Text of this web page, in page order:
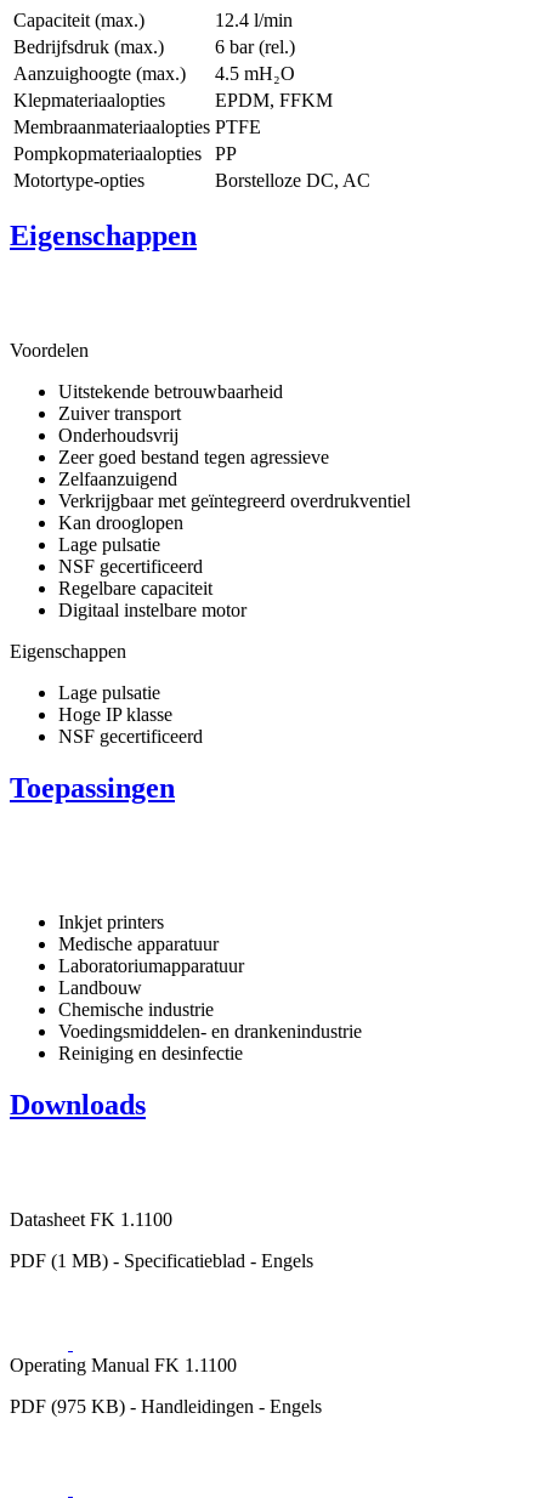
Capaciteit (max.)
12.4 l/min
Bedrijfsdruk (max.)
6 bar (rel.)
Aanzuighoogte (max.)
4.5 mH₂O
Klepmateriaalopties
EPDM, FFKM
Membraanmateriaalopties PTFE
Pompkopmateriaalopties
PP
Motortype-opties
Borstelloze DC, AC
Eigenschappen
Voordelen
Uitstekende betrouwbaarheid
Zuiver transport
Onderhoudsvrij
Zeer goed bestand tegen agressieve
Zelfaanzuigend
Verkrijgbaar met geïntegreerd overdrukventiel
Kan drooglopen
Lage pulsatie
NSF gecertificeerd
Regelbare capaciteit
Digitaal instelbare motor
Eigenschappen
Lage pulsatie
Hoge IP klasse
NSF gecertificeerd
Toepassingen
Inkjet printers
Medische apparatuur
Laboratoriumapparatuur
Landbouw
Chemische industrie
Voedingsmiddelen- en drankenindustrie
Reiniging en desinfectie
Downloads
Datasheet FK 1.1100
PDF (1 MB) - Specificatieblad - Engels
Operating Manual FK 1.1100
PDF (975 KB) - Handleidingen - Engels